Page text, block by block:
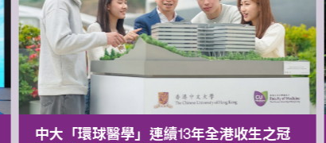
中大「環球醫學」連續13年全港收生之冠